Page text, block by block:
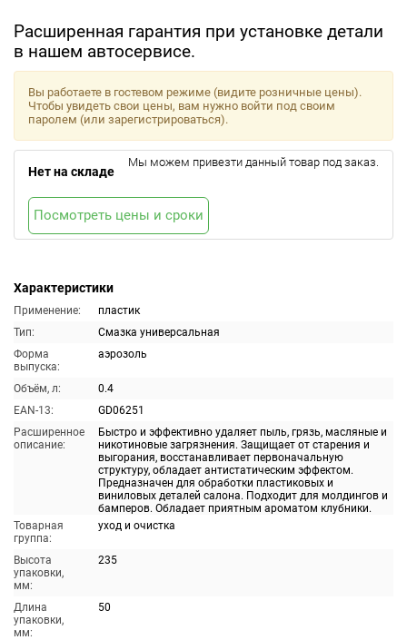
Расширенная гарантия при установке детали
в нашем автосервисе.
Характеристики
Применение:
пластик
Тип:
Смазка универсальная
Форма
выпуска:
аэрозоль
Объём, л:
0.4
EAN-13:
GD06251
Расширенное
описание:
Быстро и эффективно удаляет пыль, грязь, масляные и
никотиновые загрязнения. Защищает от старения и
выгорания, восстанавливает первоначальную
структуру, обладает антистатическим эффектом.
Предназначен для обработки пластиковых и
виниловых деталей салона. Подходит для молдингов и
бамперов. Обладает приятным ароматом клубники.
Товарная
группа:
уход и очистка
Высота
упаковки,
мм:
235
Длина
упаковки,
мм:
50
Вы работаете в гостевом режиме (видите розничные цены).
Чтобы увидеть свои цены, вам нужно войти под своим
паролем (или зарегистрироваться).
Нет на складе
Мы можем привезти данный товар под заказ.
Посмотреть цены и сроки